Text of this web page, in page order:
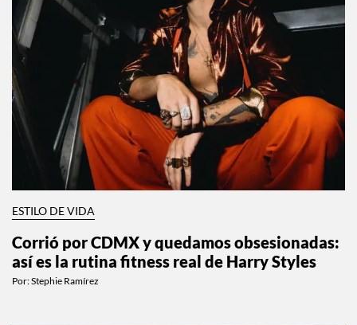
ESTILO DE VIDA
Corrió por CDMX y quedamos obsesionadas:
así es la rutina fitness real de Harry Styles
Por:Stephie Ramírez